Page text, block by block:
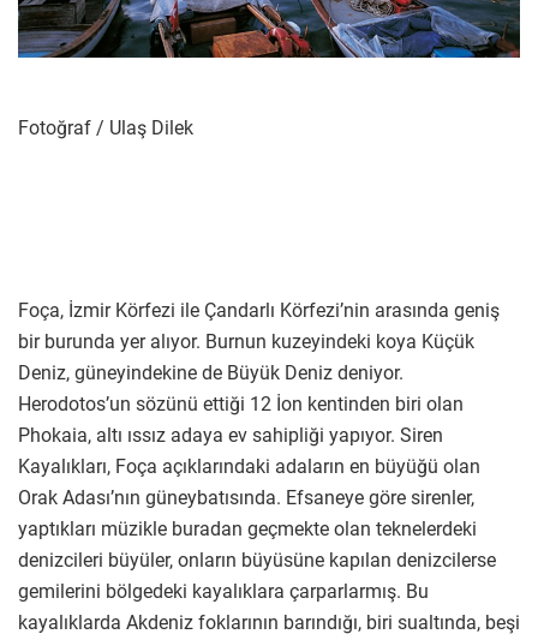
Fotoğraf / Ulaş Dilek
Foça, İzmir Körfezi ile Çandarlı Körfezi’nin arasında geniş
bir burunda yer alıyor. Burnun kuzeyindeki koya Küçük
Deniz, güneyindekine de Büyük Deniz deniyor.
Herodotos’un sözünü ettiği 12 İon kentinden biri olan
Phokaia, altı ıssız adaya ev sahipliği yapıyor. Siren
Kayalıkları, Foça açıklarındaki adaların en büyüğü olan
Orak Adası’nın güneybatısında. Efsaneye göre sirenler,
yaptıkları müzikle buradan geçmekte olan teknelerdeki
denizcileri büyüler, onların büyüsüne kapılan denizcilerse
gemilerini bölgedeki kayalıklara çarparlarmış. Bu
kayalıklarda Akdeniz foklarının barındığı, biri sualtında, beşi